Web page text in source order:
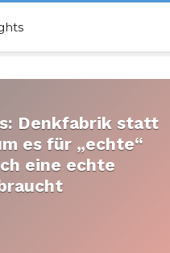
Denkfabrik statt
es für „echte“
eine echte